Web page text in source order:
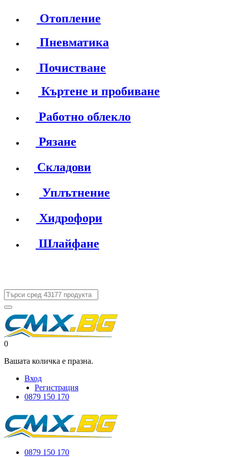
Отопление
Пневматика
Почистване
Къртене и пробиване
Работно облекло
Рязане
Складови
Уплътнение
Хидрофори
Шлайфане
0
Вашата количка е празна.
Вход
Регистрация
0879 150 170
0879 150 170